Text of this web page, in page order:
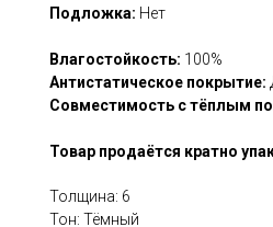
Подложка: Нет
Влагостойкость: 100%
Антистатическое покрытие:
Совместимость с тёплым
Товар продаётся кратно
Толщина: 6
Тон: Тёмный